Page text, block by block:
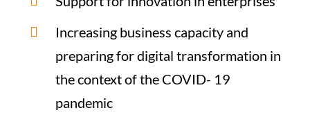
Increasing business capacity and
preparing for digital transformation in
the context of the COVID- 19
pandemic